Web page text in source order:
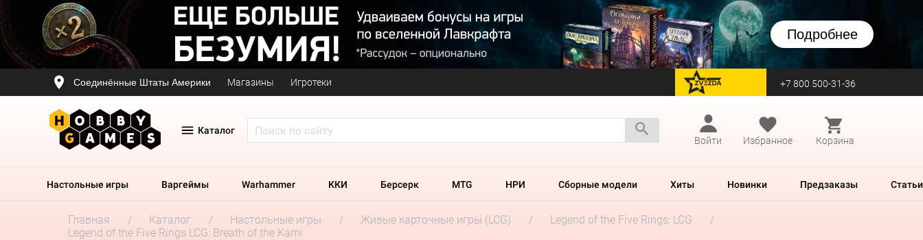
Подробнее
Соединённые Штаты Америки Магазины Игротеки перейти на Zvezda +7 800 500-31-36
Каталог
Войти
Избранное Корзина
Настольные игры Варгеймы Warhammer ККИ Берсерк MTG НРИ Сборные модели Хиты Новинки Предзаказы Статьи
Главная Каталог Настольные игры Живые карточные игры (LCG)
Legend of the Five Rings: LCG
Legend of the Five Rings LCG: Breath of the Kami